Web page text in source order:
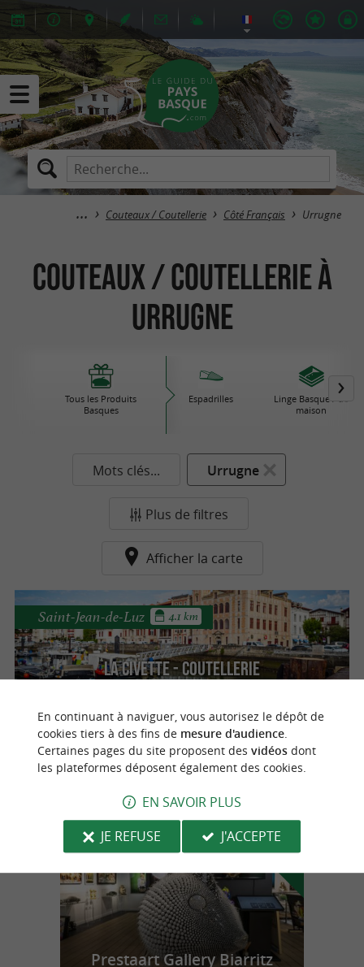
Couteaux / Coutellerie Côté Français Urrugne
Couteaux / Coutellerie à
Urrugne
Tous les Produits
Basques
Espadrilles
Linge Basque / de
maison
Mots clés... Urrugne
Plus de filtres
Afficher la carte
LA CIVETTE - Coutellerie
Saint-Jean-de-Luz 4.1 km
n
o
t
r
e
c
o
u
p
d
e
c
o
e
u
r
Prestaart Gallery Biarritz
En continuant à naviguer, vous autorisez le dépôt de
cookies tiers à des fins de mesure d'audience.
Certaines pages du site proposent des vidéosdont
les plateformes déposent également des cookies.
EN SAVOIR PLUS
JE REFUSE
J'ACCEPTE